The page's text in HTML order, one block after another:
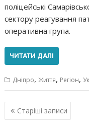
поліцейські
сектору реагування
оперативна група.
ЧИТАТИ ДАЛІ
Дніпро, Життя, Регіон,
Навігація
за
Старіші записи